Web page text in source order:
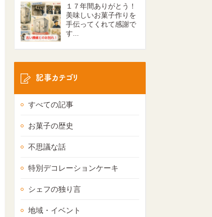
１７年間ありがとう！
美味しいお菓子作りを
手伝ってくれて感謝で
す...
記事カテゴリ
すべての記事
お菓子の歴史
不思議な話
特別デコレーションケーキ
シェフの独り言
地域・イベント